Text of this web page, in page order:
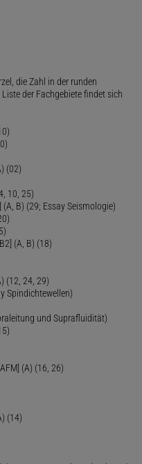
die Zahl in der runden
der Fachgebiete findet sich
(02)
10, 25)
B) (29; Essay Seismologie)
(A, B) (18)
(12, 24, 29)
Spindichtewellen)
und Suprafluidität)
(A) (16, 26)
(14)